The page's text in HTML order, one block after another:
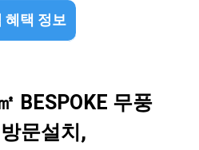
혜택 정보
BESPOKE 무풍
문설치,